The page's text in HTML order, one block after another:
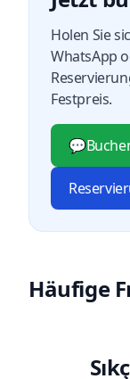
Holen Sie
WhatsApp
Festpreis.
💬
Häufige